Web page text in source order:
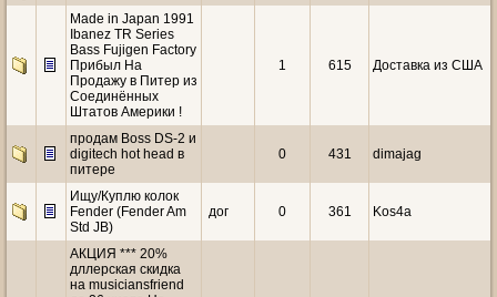
Made in Japan 1991
Ibanez TR Series
Bass Fujigen Factory
Прибыл На
Продажу в Питер из
Соединённых
Штатов Америки !
1 615 Доставка из США
продам Boss DS-2 и
digitech hot head в
питере
0 431 dimajag
Ищу/Куплю колок
Fender (Fender Am
Std JB)
дог 0 361 Kos4a
АКЦИЯ *** 20%
дллерская скидка
на musiciansfriend